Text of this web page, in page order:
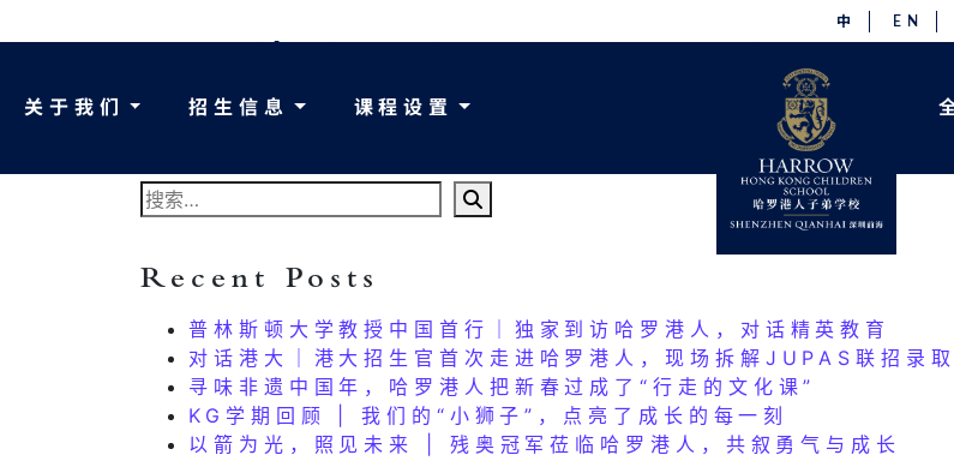
中 EN
关于我们 招生信息 课程设置
THAT PAGE CAN’T BE
It looks like nothing was found at this location.
Recent Posts
普林斯顿大学教授中国首行｜独家到访哈罗港人，对话精英教育
对话港大｜港大招生官首次走进哈罗港人，现场拆解JUPAS联招录
寻味非遗中国年，哈罗港人把新春过成了“行走的文化课”
KG学期回顾 | 我们的“小狮子”，点亮了成长的每一刻
以箭为光，照见未来 | 残奥冠军莅临哈罗港人，共叙勇气与成长